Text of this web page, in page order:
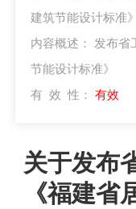
建筑节能设计标准
内容概述： 发布省
节能设计标准》
有 效 性： 有效
关于发布
《福建